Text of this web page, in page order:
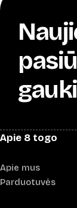
Apie 8 togo
Apie mus
Parduotuvės